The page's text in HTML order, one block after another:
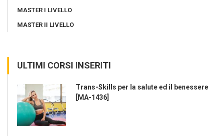
MASTER I LIVELLO
MASTER II LIVELLO
ULTIMI CORSI INSERITI
Trans-Skills per la salute ed il benessere
[MA-1436]